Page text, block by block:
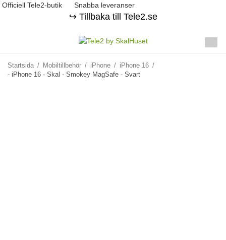
Officiell Tele2-butik Snabba leveranser
↪️ Tillbaka till Tele2.se
Startsida / Mobiltillbehör / iPhone / iPhone 16 /
- iPhone 16 - Skal - Smokey MagSafe - Svart